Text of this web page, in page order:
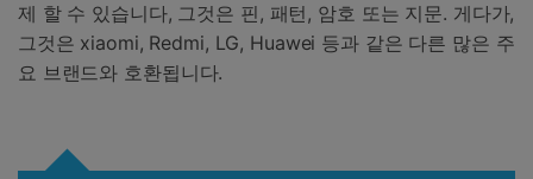
제 할 수 있습니다, 그것은 핀, 패턴, 암호 또는 지문. 게다가,
그것은 xiaomi, Redmi, LG, Huawei 등과 같은 다른 많은 주
요 브랜드와 호환됩니다.